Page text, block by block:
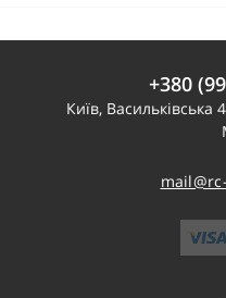
+380
Київ, Васильківська